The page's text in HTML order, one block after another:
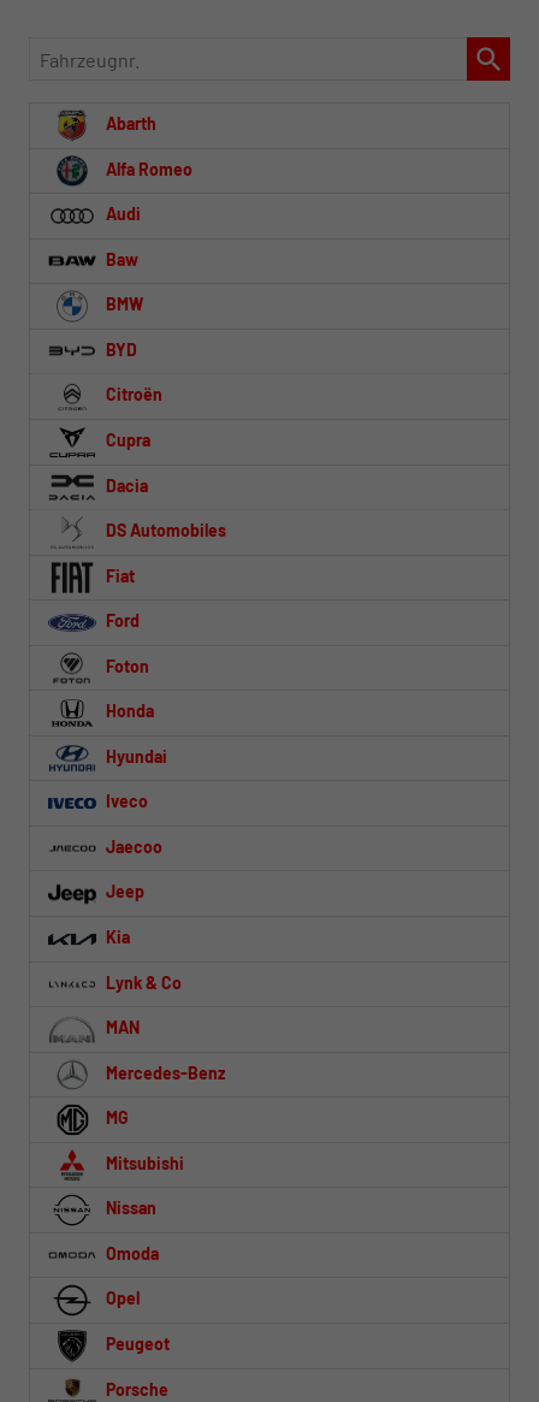
Fahrzeugnr.
Abarth
Alfa Romeo
Audi
Baw
BMW
BYD
Citroën
Cupra
Dacia
DS Automobiles
Fiat
Ford
Foton
Honda
Hyundai
Iveco
Jaecoo
Jeep
Kia
Lynk & Co
MAN
Mercedes-Benz
MG
Mitsubishi
Nissan
Omoda
Opel
Peugeot
Porsche